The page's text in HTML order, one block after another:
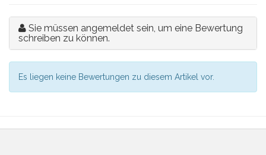
Sie müssen angemeldet sein, um eine Bewertung
schreiben zu können.
Es liegen keine Bewertungen zu diesem Artikel vor.